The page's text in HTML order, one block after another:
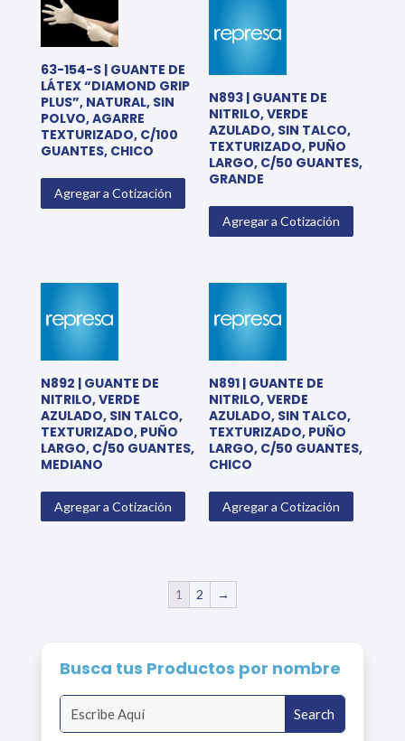
63-154-S | GUANTE DE
LÁTEX “DIAMOND GRIP
PLUS”, NATURAL, SIN
POLVO, AGARRE
TEXTURIZADO, C/100
GUANTES, CHICO
Agregar a Cotización
N893 | GUANTE DE
NITRILO, VERDE
AZULADO, SIN TALCO,
TEXTURIZADO, PUÑO
LARGO, C/50 GUANTES,
GRANDE
Agregar a Cotización
N892 | GUANTE DE
NITRILO, VERDE
AZULADO, SIN TALCO,
TEXTURIZADO, PUÑO
LARGO, C/50 GUANTES,
MEDIANO
Agregar a Cotización
N891 | GUANTE DE
NITRILO, VERDE
AZULADO, SIN TALCO,
TEXTURIZADO, PUÑO
LARGO, C/50 GUANTES,
CHICO
Agregar a Cotización
1 2 →
Busca tus Productos por nombre